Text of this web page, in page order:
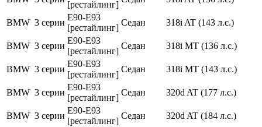
[рестайлинг]
BMW 3 серии
E90-E93
[рестайлинг]
Седан 318i AT (143 л.с.)
BMW 3 серии
E90-E93
[рестайлинг]
Седан 318i MT (136 л.с.)
BMW 3 серии
E90-E93
[рестайлинг]
Седан 318i MT (143 л.с.)
BMW 3 серии
E90-E93
[рестайлинг]
Седан 320d AT (177 л.с.)
BMW 3 серии
E90-E93
[рестайлинг]
Седан 320d AT (184 л.с.)